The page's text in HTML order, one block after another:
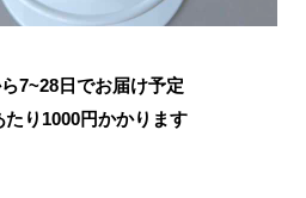
7~28日でお届け予定
り 1000円かかります